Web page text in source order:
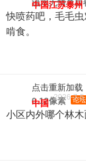
流水无情草自
中国江苏泰州
快喷药吧，毛毛
啃食。
点击重新加载
0.12像素 论
2026-7-5
中国
小区内外哪个林木